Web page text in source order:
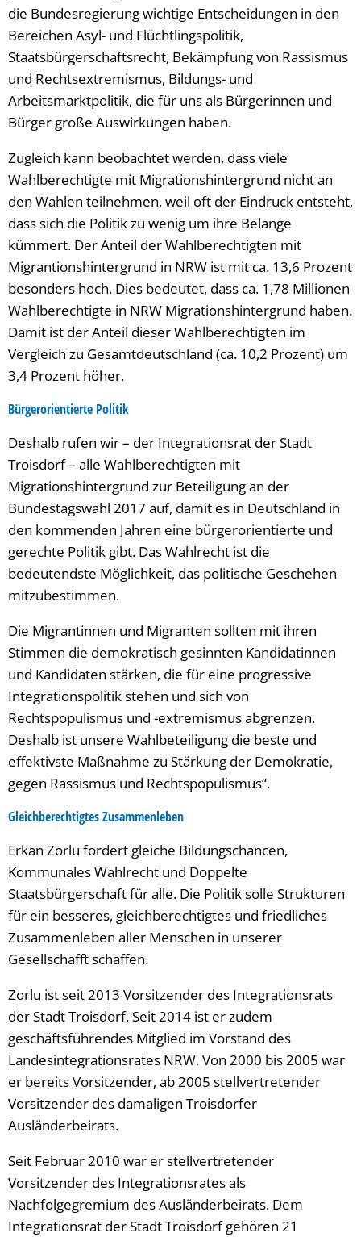
die Bundesregierung wichtige Entscheidungen in den
Bereichen Asyl- und Flüchtlingspolitik,
Staatsbürgerschaftsrecht, Bekämpfung von Rassismus
und Rechtsextremismus, Bildungs- und
Arbeitsmarktpolitik, die für uns als Bürgerinnen und
Bürger große Auswirkungen haben.
Zugleich kann beobachtet werden, dass viele
Wahlberechtigte mit Migrationshintergrund nicht an
den Wahlen teilnehmen, weil oft der Eindruck entsteht,
dass sich die Politik zu wenig um ihre Belange
kümmert. Der Anteil der Wahlberechtigten mit
Migrantionshintergrund in NRW ist mit ca. 13,6 Prozent
besonders hoch. Dies bedeutet, dass ca. 1,78 Millionen
Wahlberechtigte in NRW Migrationshintergrund haben.
Damit ist der Anteil dieser Wahlberechtigten im
Vergleich zu Gesamtdeutschland (ca. 10,2 Prozent) um
3,4 Prozent höher.
Bürgerorientierte Politik
Deshalb rufen wir – der Integrationsrat der Stadt
Troisdorf – alle Wahlberechtigten mit
Migrationshintergrund zur Beteiligung an der
Bundestagswahl 2017 auf, damit es in Deutschland in
den kommenden Jahren eine bürgerorientierte und
gerechte Politik gibt. Das Wahlrecht ist die
bedeutendste Möglichkeit, das politische Geschehen
mitzubestimmen.
Die Migrantinnen und Migranten sollten mit ihren
Stimmen die demokratisch gesinnten Kandidatinnen
und Kandidaten stärken, die für eine progressive
Integrationspolitik stehen und sich von
Rechtspopulismus und -extremismus abgrenzen.
Deshalb ist unsere Wahlbeteiligung die beste und
effektivste Maßnahme zu Stärkung der Demokratie,
gegen Rassismus und Rechtspopulismus“.
Gleichberechtigtes Zusammenleben
Erkan Zorlu fordert gleiche Bildungschancen,
Kommunales Wahlrecht und Doppelte
Staatsbürgerschaft für alle. Die Politik solle Strukturen
für ein besseres, gleichberechtigtes und friedliches
Zusammenleben aller Menschen in unserer
Gesellschafft schaffen.
Zorlu ist seit 2013 Vorsitzender des Integrationsrats
der Stadt Troisdorf. Seit 2014 ist er zudem
geschäftsführendes Mitglied im Vorstand des
Landesintegrationsrates NRW. Von 2000 bis 2005 war
er bereits Vorsitzender, ab 2005 stellvertretender
Vorsitzender des damaligen Troisdorfer
Ausländerbeirats.
Seit Februar 2010 war er stellvertretender
Vorsitzender des Integrationsrates als
Nachfolgegremium des Ausländerbeirats. Dem
Integrationsrat der Stadt Troisdorf gehören 21